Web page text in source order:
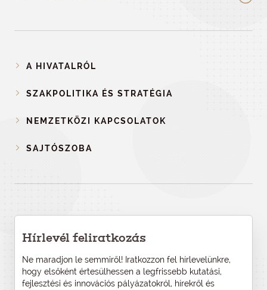
A HIVATALRÓL
SZAKPOLITIKA ÉS STRATÉGIA
NEMZETKÖZI KAPCSOLATOK
SAJTÓSZOBA
Hírlevél feliratkozás
Ne maradjon le semmiről! Iratkozzon fel hírlevelünkre,
hogy elsőként értesülhessen a legfrissebb kutatási,
fejlesztési és innovációs pályázatokról, hírekről és